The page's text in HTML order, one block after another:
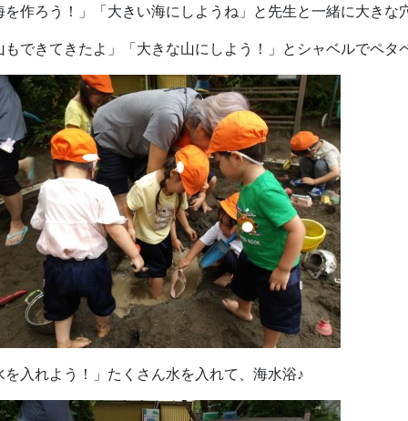
を作ろう！」「大きい海にしようね」と先生と一緒に大きな
もできてきたよ」「大きな山にしよう！」とシャベルでペタ
を入れよう！」たくさん水を入れて、海水浴♪